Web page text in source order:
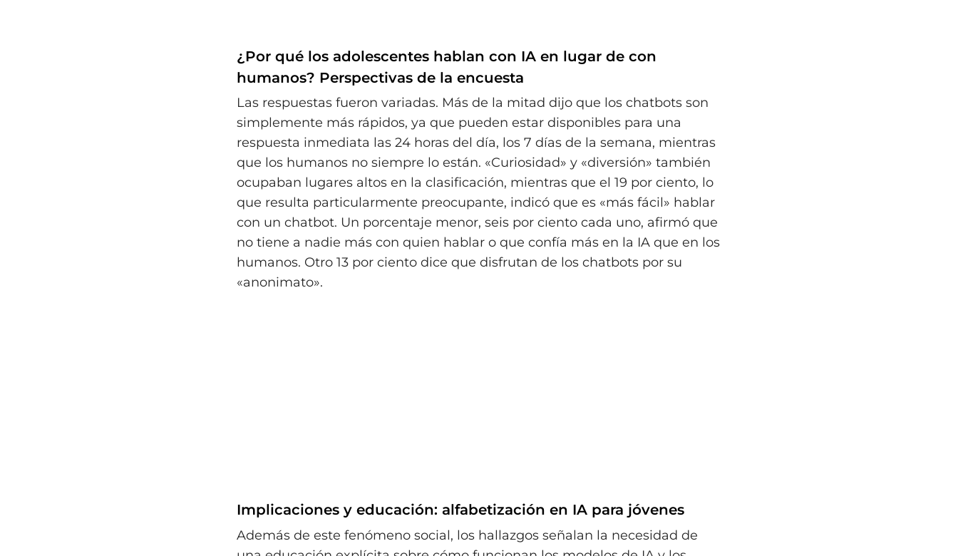
¿Por qué los adolescentes hablan con IA en lugar de con
humanos? Perspectivas de la encuesta
Las respuestas fueron variadas. Más de la mitad dijo que los chatbots son
simplemente más rápidos, ya que pueden estar disponibles para una
respuesta inmediata las 24 horas del día, los 7 días de la semana, mientras
que los humanos no siempre lo están. «Curiosidad» y «diversión» también
ocupaban lugares altos en la clasificación, mientras que el 19 por ciento, lo
que resulta particularmente preocupante, indicó que es «más fácil» hablar
con un chatbot. Un porcentaje menor, seis por ciento cada uno, afirmó que
no tiene a nadie más con quien hablar o que confía más en la IA que en los
humanos. Otro 13 por ciento dice que disfrutan de los chatbots por su
«anonimato».
Implicaciones y educación: alfabetización en IA para jóvenes
Además de este fenómeno social, los hallazgos señalan la necesidad de